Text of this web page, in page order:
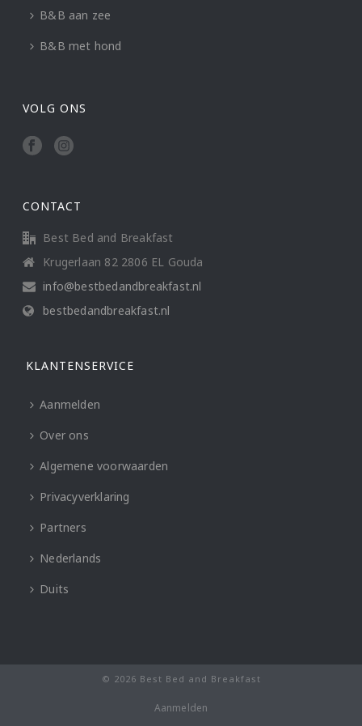
B&B aan zee
B&B met hond
VOLG ONS
CONTACT
Best Bed and Breakfast
Krugerlaan 82 2806 EL Gouda
info@bestbedandbreakfast.nl
bestbedandbreakfast.nl
KLANTENSERVICE
Aanmelden
Over ons
Algemene voorwaarden
Privacyverklaring
Partners
Nederlands
Duits
© 2026 Best Bed and Breakfast
Aanmelden